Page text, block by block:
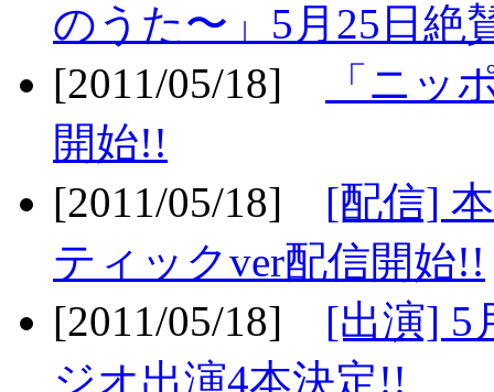
のうた〜」5月25日絶
[2011/05/18]
「ニッ
開始!!
[2011/05/18] [配信]
ティックver配信開始!!
[2011/05/18] [出演] 5
ジオ出演4本決定!!